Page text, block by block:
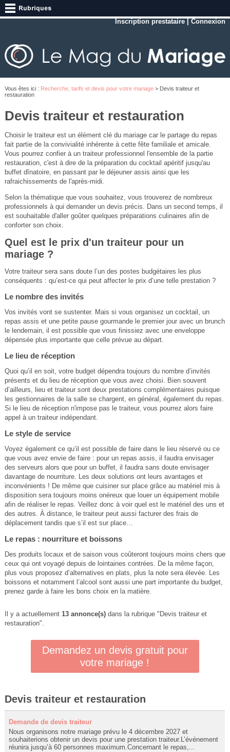
Inscription prestataire |Connexion
Vous êtes ici : Recherche, tarifs et devis pour votre mariage> Devis traiteur et
restauration
Devis traiteur et restauration
Choisir le traiteur est un élément clé du mariage car le partage du repas
fait partie de la convivialité inhérente à cette fête familiale et amicale.
Vous pourrez confier à un traiteur professionnel l'ensemble de la partie
restauration, c'est à dire de la préparation du cocktail apéritif jusqu'au
buffet dînatoire, en passant par le déjeuner assis ainsi que les
rafraichissements de l'après-midi.
Selon la thématique que vous souhaitez, vous trouverez de nombreux
professionnels à qui demander un devis précis. Dans un second temps, il
est souhaitable d'aller goûter quelques préparations culinaires afin de
conforter son choix.
Quel est le prix d'un traiteur pour un
mariage ?
Votre traiteur sera sans doute l’un des postes budgétaires les plus
conséquents : qu’est-ce qui peut affecter le prix d’une telle prestation ?
Le nombre des invités
Vos invités vont se sustenter. Mais si vous organisez un cocktail, un
repas assis et une petite pause gourmande le premier jour avec un brunch
le lendemain, il est possible que vous finissiez avec une enveloppe
dépensée plus importante que celle prévue au départ.
Le lieu de réception
Quoi qu’il en soit, votre budget dépendra toujours du nombre d’invités
présents et du lieu de réception que vous avez choisi. Bien souvent
d’ailleurs, lieu et traiteur sont deux prestations complémentaires puisque
les gestionnaires de la salle se chargent, en général, également du repas.
Si le lieu de réception n'impose pas le traiteur, vous pourrez alors faire
appel à un traiteur indépendant.
Le style de service
Voyez également ce qu’il est possible de faire dans le lieu réservé ou ce
que vous avez envie de faire : pour un repas assis, il faudra envisager
des serveurs alors que pour un buffet, il faudra sans doute envisager
davantage de nourriture. Les deux solutions ont leurs avantages et
inconvénients ! De même que cuisiner sur place grâce au matériel mis à
disposition sera toujours moins onéreux que louer un équipement mobile
afin de réaliser le repas. Veillez donc à voir quel est le matériel des uns et
des autres. À distance, le traiteur peut aussi facturer des frais de
déplacement tandis que s’il est sur place…
Le repas : nourriture et boissons
Des produits locaux et de saison vous coûteront toujours moins chers que
ceux qui ont voyagé depuis de lointaines contrées. De la même façon,
plus vous proposez d’alternatives en plats, plus la note sera élevée. Les
boissons et notamment l’alcool sont aussi une part importante du budget,
prenez garde à faire les bons choix en la matière.
Il y a actuellement 13 annonce(s)dans la rubrique "Devis traiteur et
restauration".
Demandez un devis gratuit pour
votre mariage !
Devis traiteur et restauration
Demande de devis traiteur
Nous organisons notre mariage prévu le 4 décembre 2027 et
souhaiterions obtenir un devis pour une prestation traiteur.L’événement
réunira jusqu’à 60 personnes maximum.Concernant le repas,...